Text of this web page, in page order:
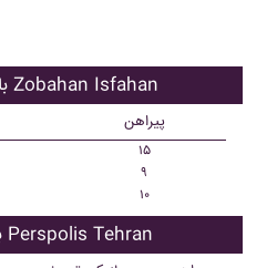
بازیکن تعویضی Zobahan Isfahan
پیراهن
۱۵
۹
۱۰
بازیکنان اصلی Perspolis Tehran